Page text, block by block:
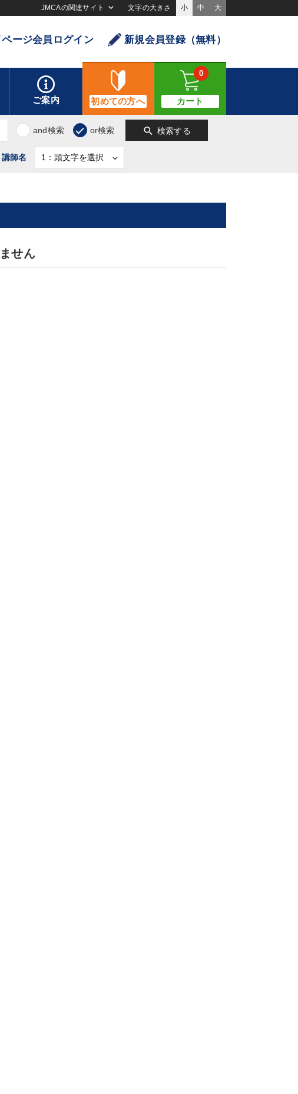
JMCAの関連サイト 文字の大きさ 小 中 大
ページ会員ログイン 新規会員登録（無料）
ご案内 初めての方へ カート
0
and検索 or検索 search 検索する
講師名
せん